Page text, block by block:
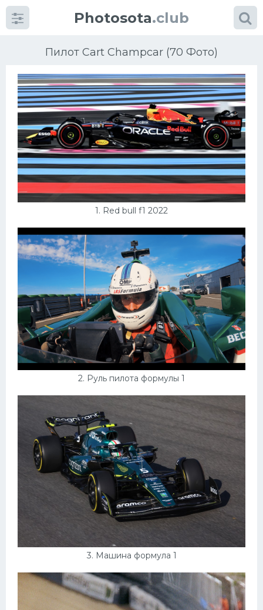
Photosota.club
Пилот Cart Champcar (70 Фото)
1. Red bull f1 2022
2. Руль пилота формулы 1
3. Машина формула 1
КатегорииФото
Много картинок...
Футбол
Хоккей
Велогонки
Конькобежный спорт
Тренажеры
Интерьеры квартир